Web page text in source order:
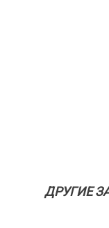
ДРУГИЕ